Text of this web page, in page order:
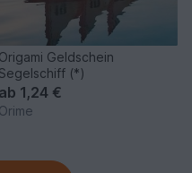
Origami Geldschein
Segelschiff (*)
ab 1,24 €
Orime